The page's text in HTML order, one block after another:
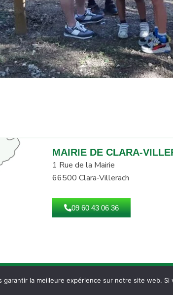
MAIRIE DE CLARA-
1 Rue de la Mairie
66500 Clara-Villerach
09 60 43 06 36
Accueil
garantir la meilleure expérience sur notre site web.